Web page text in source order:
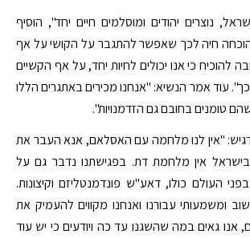
נוצרים יהודים ומוסלמים חיים יחד", הוסיף
חיה לכך שאפשר להתגבר על הקושי על אף
להוכיח כי אנו יכולים לחיות יחד, על אף הקשיים
עוד אמר הנשיא: "אנחנו מכירים באתגרים הללו
טומנים בחובם גם הזדמנויות".
"אין לנו מלחמה עם האסלאם, אנא העבר את
אין מלחמת דת. בפגישתנו נדבר גם על
העולם כולו, דאע"ש פונדמנטליזם וקיצונות.
ומשמעותי עבורנו ואנחנו מקווים להעמיק את
אנו גאים במה שהשגנו עד כה ויודעים כי יש עוד